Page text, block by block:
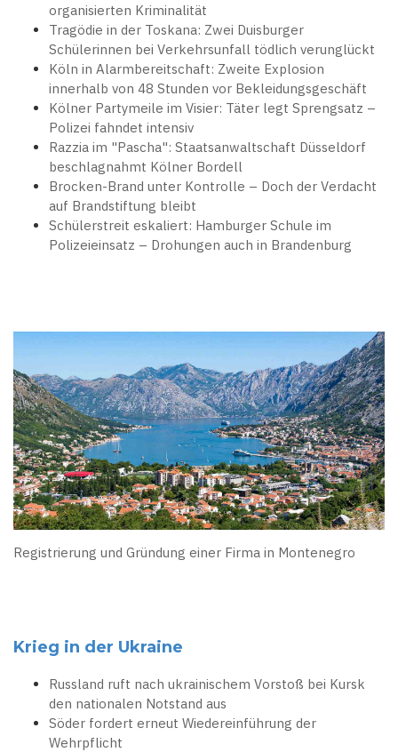
organisierten Kriminalität
Tragödie in der Toskana: Zwei Duisburger
Schülerinnen bei Verkehrsunfall tödlich verunglückt
Köln in Alarmbereitschaft: Zweite Explosion
innerhalb von 48 Stunden vor Bekleidungsgeschäft
Kölner Partymeile im Visier: Täter legt Sprengsatz –
Polizei fahndet intensiv
Razzia im "Pascha": Staatsanwaltschaft Düsseldorf
beschlagnahmt Kölner Bordell
Brocken-Brand unter Kontrolle – Doch der Verdacht
auf Brandstiftung bleibt
Schülerstreit eskaliert: Hamburger Schule im
Polizeieinsatz – Drohungen auch in Brandenburg
Registrierung und Gründung einer Firma in Montenegro
Krieg in der Ukraine
Russland ruft nach ukrainischem Vorstoß bei Kursk
den nationalen Notstand aus
Söder fordert erneut Wiedereinführung der
Wehrpflicht